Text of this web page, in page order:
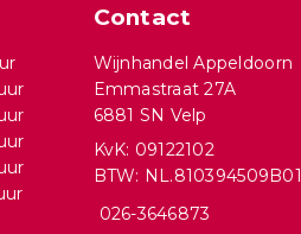
Contact
Wijnhandel Appeldoorn
Emmastraat 27A
6881 SN Velp
KvK: 09122102
BTW: NL.810394509B01
026-3646873